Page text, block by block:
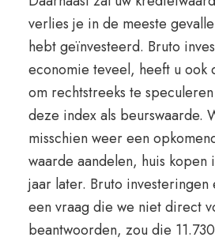
verlies je in de meeste
hebt geïnvesteerd. Bruto
economie teveel, heeft u ook
om rechtstreeks te
deze index als beurswaarde.
misschien weer een
waarde aandelen, huis kopen
jaar later. Bruto
een vraag die we niet direct
beantwoorden, zou die